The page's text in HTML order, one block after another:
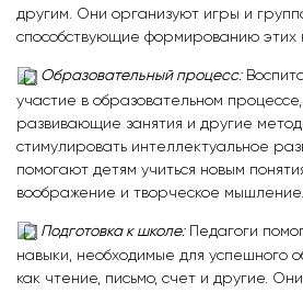
другим. Они организуют игры и
способствующие формированию этих
Образовательный процесс:
участие в образовательном процессе,
развивающие занятия и другие
стимулировать интеллектуальное
помогают детям учиться новым
воображение и творческое мышление.
Подготовка к школе:Педагоги
навыки, необходимые для успешного
как чтение, письмо, счет и другие.